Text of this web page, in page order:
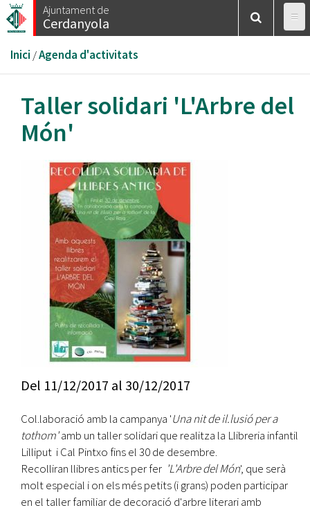
Vés
al
Ajuntament de
Cerdanyola
Esteu
aquí
Inici /Agenda d'activitats
Taller solidari 'L'Arbre del
Món'
Del 11/12/2017 al 30/12/2017
Col.laboració amb la campanya 'Una nit de il.lusió per a
tothom'amb un taller solidari que realitza la Llibreria infantil
Lilliput i Cal Pintxo fins el 30 de desembre.
Recolliran llibres antics per fer 'L'Arbre del Món', que serà
molt especial i on els més petits (i grans) poden participar
en el taller familiar de decoració d'arbre literari amb